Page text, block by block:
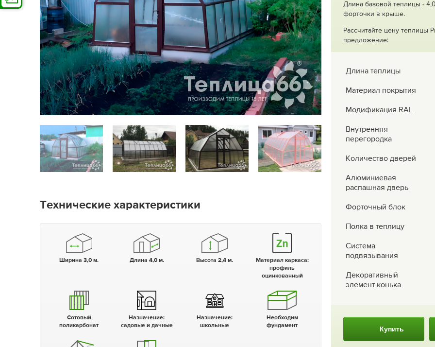
Технические характеристики
Ширина 3,0 м. Длина 4,0 м. Высота 2,4 м.
Материал каркаса:
профиль
оцинкованный
Сотовый
поликарбонат
Назначение:
садовые и дачные
Назначение:
школьные
Необходим
фундамент
Длина базовой теплицы -
форточки в крыше.
Рассчитайте цену теплицы
предложение:
Длина теплицы
Материал покрытия
Модификация RAL
Внутренняя
перегородка
Количество дверей
Алюминиевая
распашная дверь
Форточный блок
Полка в теплицу
Система
подвязывания
Декоративный
элемент конька
Купить